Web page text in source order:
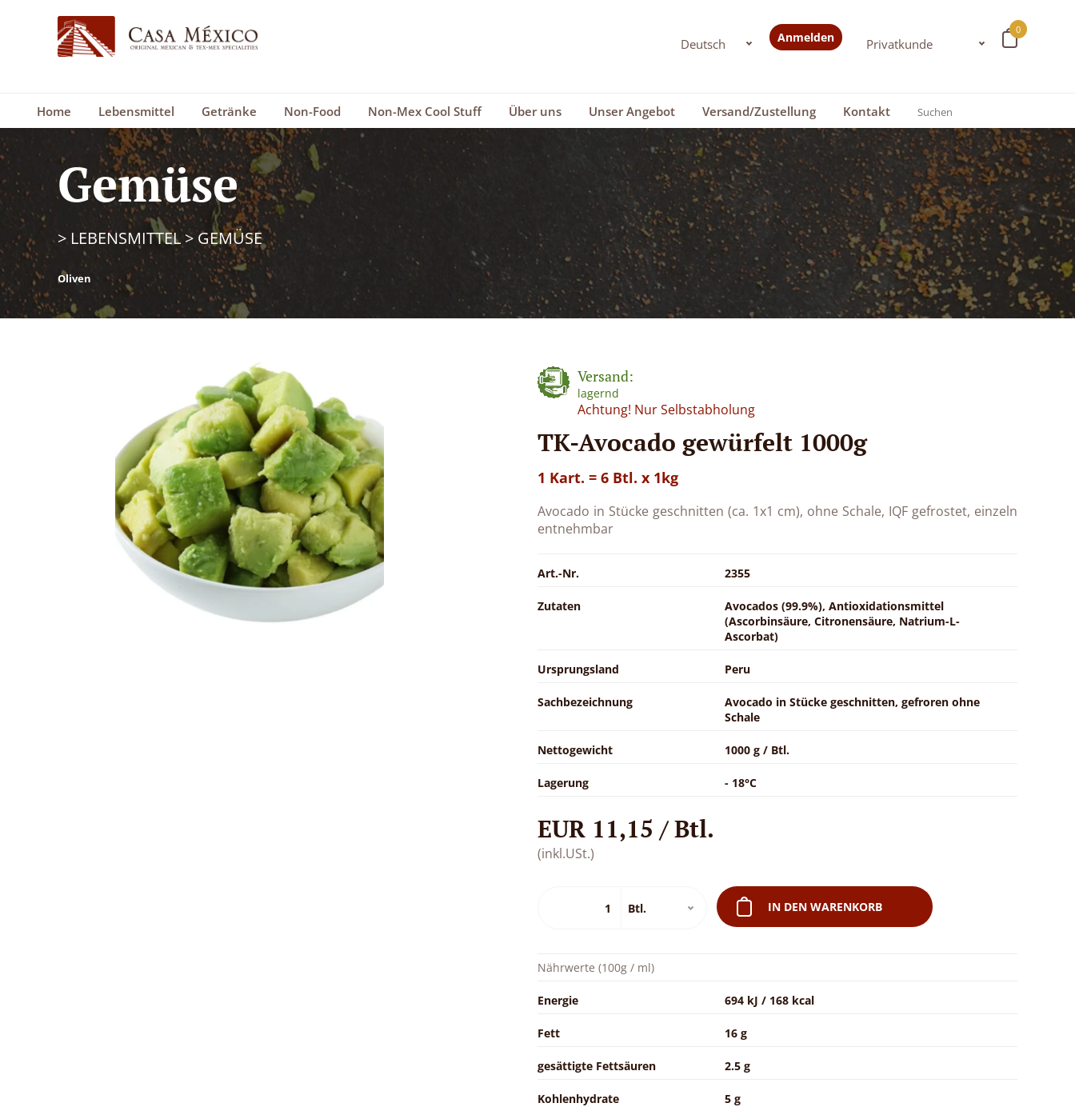
0
Anmelden
Home Lebensmittel Getränke Non-Food Non-Mex Cool Stuff Über uns Unser Angebot Versand/Zustellung Kontakt
Gemüse
> LEBENSMITTEL>GEMÜSE
Oliven
Versand:
lagernd
Achtung! Nur Selbstabholung
TK-Avocado gewürfelt 1000g
1 Kart. = 6 Btl. x 1kg
Avocado in Stücke geschnitten (ca. 1x1 cm), ohne Schale, IQF gefrostet, einzeln
entnehmbar
Art.-Nr. 2355
Zutaten
Avocados (99.9%), Antioxidationsmittel
(Ascorbinsäure, Citronensäure, Natrium-L-
Ascorbat)
Ursprungsland Peru
Sachbezeichnung
Avocado in Stücke geschnitten, gefroren ohne
Schale
Nettogewicht 1000 g / Btl.
Lagerung - 18°C
EUR 11,15 / Btl.
(inkl.USt.)
IN DEN WARENKORB
Nährwerte (100g / ml)
Energie 694 kJ / 168 kcal
Fett 16 g
gesättigte Fettsäuren 2.5 g
Kohlenhydrate 5 g